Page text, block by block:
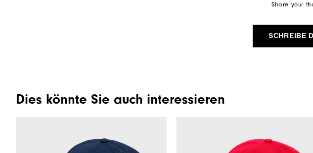
Share your
SCHREIBE
Dies könnte Sie auch interessieren